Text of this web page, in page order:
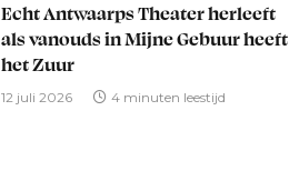
Echt Antwaarps Theater herleeft
als vanouds in Mijne Gebuur heeft
het Zuur
12 juli 2026 4 minuten leestijd